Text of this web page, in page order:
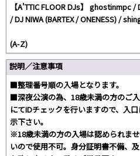
【A'TTIC FLOOR DJs】 ghostinmpc /
/ DJ NIWA (BARTEX / ONENESS) /
(A-Z)
説明／注意事項
■整理番号順の入場となります。
■深夜公演の為、18歳未満の方のご
にてIDチェックを行いますので、入
示下さい。
※18歳未満の方の入場は認められま
いので使用不可。身分証明書不備、